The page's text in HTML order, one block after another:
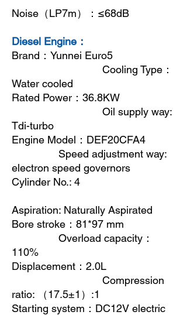
Noise （LP7m）： ≤68dB
Diesel Engine：
Brand ： Yunnei Euro5
Cooling Type ：
Water cooled
Rated Power ： 36.8KW
Oil supply way:
Tdi-turbo
Engine Model ： DEF20CFA4
Speed adjustment way:
electron speed governors
Cylinder No.: 4
Aspiration: Naturally Aspirated
Bore stroke ： 81*97 mm
Overload capacity ：
110%
Displacement ： 2.0L
Compression
ratio:
（17.5±1 ） :1
Starting system ： DC12V electric